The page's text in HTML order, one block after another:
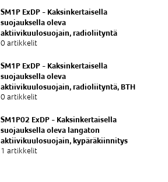
SM1P ExDP - Kaksinkertaisella
suojauksella oleva
aktiivikuulosuojain, radioliityntä
0 artikkelit
SM1P ExDP - Kaksinkertaisella
suojauksella oleva
aktiivikuulosuojain, radioliityntä, BTH
0 artikkelit
SM1P02 ExDP - Kaksinkertaisella
suojauksella oleva langaton
aktiivikuulosuojain, kypäräkiinnitys
1 artikkelit